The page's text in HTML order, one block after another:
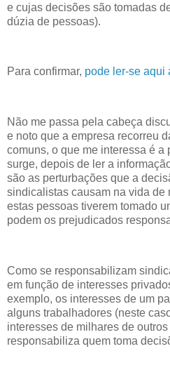
e cujas decisões são tomadas
dúzia de pessoas).
Para confirmar, pode ler-se aqui
Não me passa pela cabeça
e noto que a empresa recorreu
comuns, o que me interessa é a
surge, depois de ler a
são as perturbações que a
sindicalistas causam na vida de
estas pessoas tiverem tomado
podem os prejudicados
Como se responsabilizam
em função de interesses
exemplo, os interesses de um
alguns trabalhadores (neste
interesses de milhares de
responsabiliza quem toma